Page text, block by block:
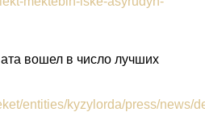
вошел в число лучших
entities/kyzylorda/press/news/